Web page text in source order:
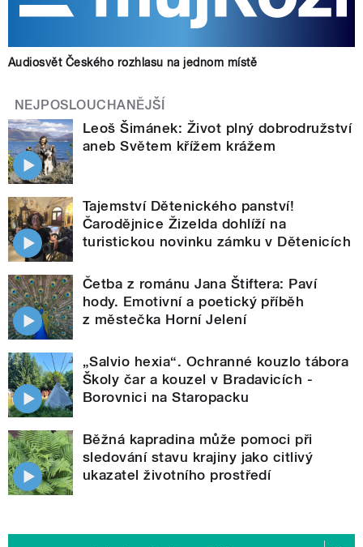
Audiosvět Českého rozhlasu na jednom místě
NEJPOSLOUCHANĚJŠÍ
Leoš Šimánek: Život plný dobrodružství
aneb Světem křížem krážem
Tajemství Dětenického panství!
Čarodějnice Žizelda dohlíží na
turistickou novinku zámku v Dětenicích
Četba z románu Jana Štiftera: Paví
hody. Emotivní a poetický příběh
z městečka Horní Jelení
„Salvio hexia“. Ochranné kouzlo tábora
Školy čar a kouzel v Bradavicích -
Borovnici na Staropacku
Běžná kapradina může pomoci při
sledování stavu krajiny jako citlivý
ukazatel životního prostředí